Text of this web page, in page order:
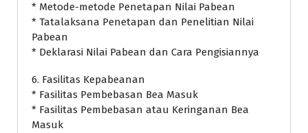
* Metode-metode Penetapan Nilai Pabean
* Tatalaksana Penetapan dan Penelitian Nilai
Pabean
* Deklarasi Nilai Pabean dan Cara Pengisiannya
6. Fasilitas Kepabeanan
* Fasilitas Pembebasan Bea Masuk
* Fasilitas Pembebasan atau Keringanan Bea
Masuk